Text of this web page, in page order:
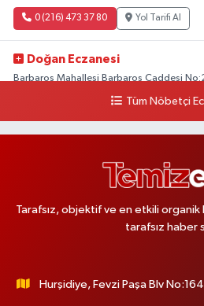
0 (216) 473 37 80 Yol Tarifi Al
Doğan Eczanesi
Barbaros Mahallesi Barbaros Caddesi
Merkez Mahallesi Tüloğlu Sokak No:4 A
SOKAĞI REŞİTPAŞA DENİZKÖŞKLER
0 (532) 711 72 17 Yol Tarifi Al
Hükümet Konağı'nın yanı.
Tüm Nöbetçi
Tarafsız, objektif ve en etkili
tarafsız haber
Hurşidiye, Fevzi Paşa Blv